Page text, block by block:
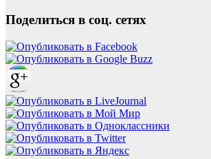
Поделиться в соц. сетях